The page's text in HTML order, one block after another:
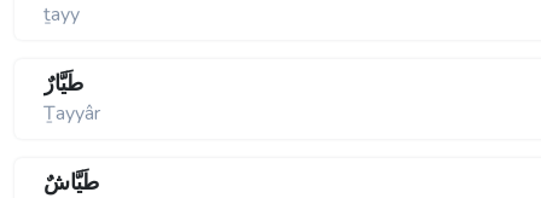
ṯayy
طَيَّارٌ
Ṯayyâr
طَيَّاشٌ